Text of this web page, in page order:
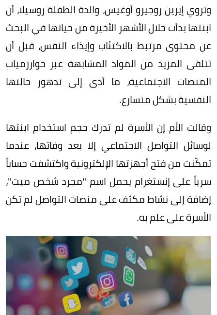
وتروي إيرين روجيرو أوغيس، والدة الطفلة روسيلا، أن
ابنتها بدأت خلال الأشهر الأخيرة من حياتها في البحث
عن محتوى مرتبط بالاكتئاب وإيذاء النفس، قبل أن
تتلقى المزيد من المواد المشابهة عبر خوارزميات
المنصات الاجتماعية، ما أدى إلى تدهور حالتها
النفسية بشكل متسارع.
وقالت الأم إن الأسرة لم تدرك حجم استخدام ابنتها
لوسائل التواصل الاجتماعي إلا بعد وفاتها، عندما
تمكّنت من فتح أجهزتها الإلكترونية واكتشفت حساباً
سرياً على إنستغرام يحمل اسم "مجرد شخص ميت"،
إضافة إلى نشاط مكثف على منصات التواصل لم تكن
الأسرة على علم به.